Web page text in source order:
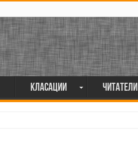
Класации Читатели